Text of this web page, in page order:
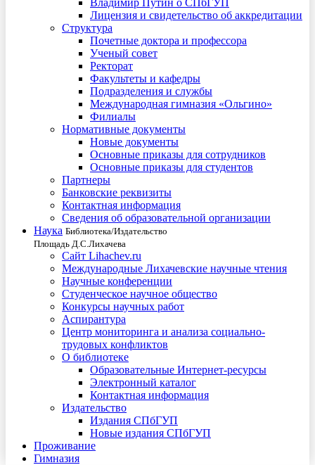
Владимир Путин о СПбГУП
Лицензия и свидетельство об аккредитации
Структура
Почетные доктора и профессора
Ученый совет
Ректорат
Факультеты и кафедры
Подразделения и службы
Международная гимназия «Ольгино»
Филиалы
Нормативные документы
Новые документы
Основные приказы для сотрудников
Основные приказы для студентов
Партнеры
Банковские реквизиты
Контактная информация
Сведения об образовательной организации
Наука Библиотека/Издательство
Площадь Д.С.Лихачева
Сайт Lihachev.ru
Международные Лихачевские научные чтения
Научные конференции
Студенческое научное общество
Конкурсы научных работ
Аспирантура
Центр мониторинга и анализа социально-
трудовых конфликтов
О библиотеке
Образовательные Интернет-ресурсы
Электронный каталог
Контактная информация
Издательство
Издания СПбГУП
Новые издания СПбГУП
Проживание
Гимназия